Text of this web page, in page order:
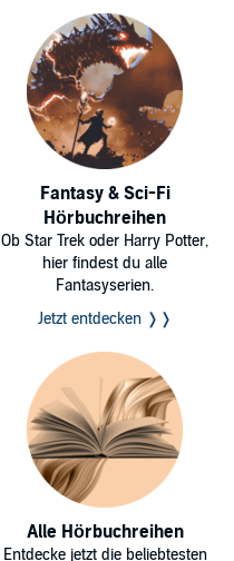
Fantasy & Sci-Fi
Hörbuchreihen
Ob Star Trek oder Harry Potter,
hier findest du alle
Fantasyserien.
Jetzt entdecken ❭❭
Alle Hörbuchreihen
Entdecke jetzt die beliebtesten